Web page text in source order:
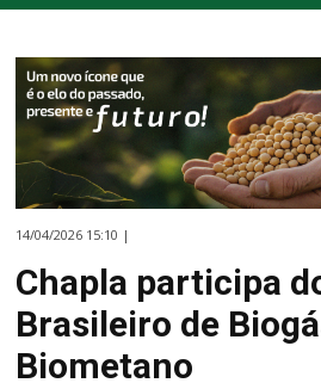
14/04/2026 15:10 |
Chapla participa
Brasileiro de
Biometano